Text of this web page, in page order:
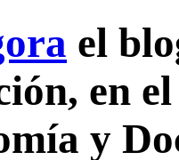
el
en
y